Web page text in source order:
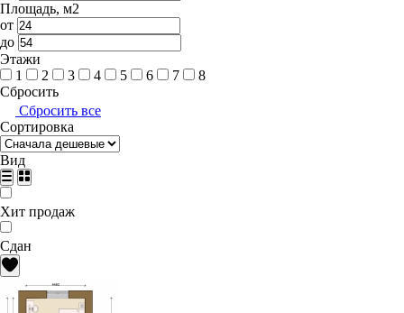
Площадь, м2
от
до
Этажи
1
2 3 4 5 6 7
8
Сбросить
Сбросить все
Сортировка
Вид
Хит продаж
Сдан